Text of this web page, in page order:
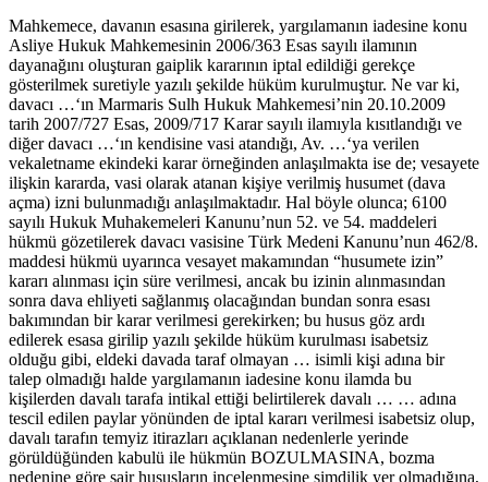
Mahkemece, davanın esasına girilerek, yargılamanın iadesine konu
Asliye Hukuk Mahkemesinin 2006/363 Esas sayılı ilamının
dayanağını oluşturan gaiplik kararının iptal edildiği gerekçe
gösterilmek suretiyle yazılı şekilde hüküm kurulmuştur. Ne var ki,
davacı …‘ın Marmaris Sulh Hukuk Mahkemesi’nin 20.10.2009
tarih 2007/727 Esas, 2009/717 Karar sayılı ilamıyla kısıtlandığı ve
diğer davacı …‘ın kendisine vasi atandığı, Av. …‘ya verilen
vekaletname ekindeki karar örneğinden anlaşılmakta ise de; vesayete
ilişkin kararda, vasi olarak atanan kişiye verilmiş husumet (dava
açma) izni bulunmadığı anlaşılmaktadır. Hal böyle olunca; 6100
sayılı Hukuk Muhakemeleri Kanunu’nun 52. ve 54. maddeleri
hükmü gözetilerek davacı vasisine Türk Medeni Kanunu’nun 462/8.
maddesi hükmü uyarınca vesayet makamından “husumete izin”
kararı alınması için süre verilmesi, ancak bu izinin alınmasından
sonra dava ehliyeti sağlanmış olacağından bundan sonra esası
bakımından bir karar verilmesi gerekirken; bu husus göz ardı
edilerek esasa girilip yazılı şekilde hüküm kurulması isabetsiz
olduğu gibi, eldeki davada taraf olmayan … isimli kişi adına bir
talep olmadığı halde yargılamanın iadesine konu ilamda bu
kişilerden davalı tarafa intikal ettiği belirtilerek davalı … … adına
tescil edilen paylar yönünden de iptal kararı verilmesi isabetsiz olup,
davalı tarafın temyiz itirazları açıklanan nedenlerle yerinde
görüldüğünden kabulü ile hükmün BOZULMASINA, bozma
nedenine göre sair hususların incelenmesine şimdilik yer olmadığına,